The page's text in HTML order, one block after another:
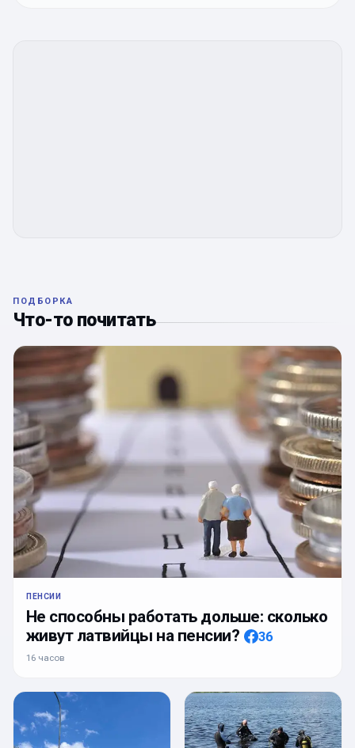
ПОДБОРКА
Что-то почитать
ПЕНСИИ
Не способны работать дольше: сколько
живут латвийцы на пенсии?
36
16 часов